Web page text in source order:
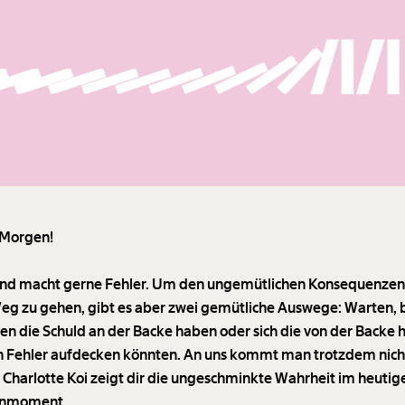
macht gerne Fehler. Um den ungemütlichen
zu gehen, gibt es aber zwei gemütliche Auswege: Warten,
die Schuld an der Backe haben oder sich die von der Backe
Fehler aufdecken könnten. An uns kommt man trotzdem
Koi zeigt dir die ungeschminkte Wahrheit im